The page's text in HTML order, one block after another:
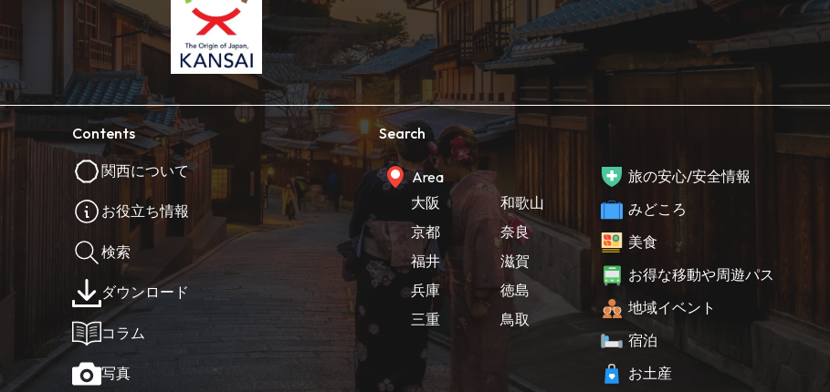
Contents
関西について
お役立ち情報
検索
ダウンロード
コラム
写真
Search
Area
大阪
京都
福井
兵庫
三重
和歌山
奈良
滋賀
徳島
鳥取
旅の安心/安全情報
みどころ
美食
お得な移動や周遊パス
地域イベント
宿泊
お土産